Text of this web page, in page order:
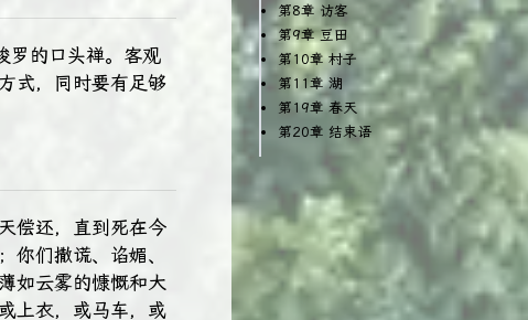
罗的口头禅。客观
式，同时要有足够
偿还，直到死在今
你们撒谎、谄媚、
如云雾的慷慨和大
上衣，或马车，或
第8章 访客
第9章 豆田
第10章 村子
第11章 湖
第19章 春天
第20章 结束语